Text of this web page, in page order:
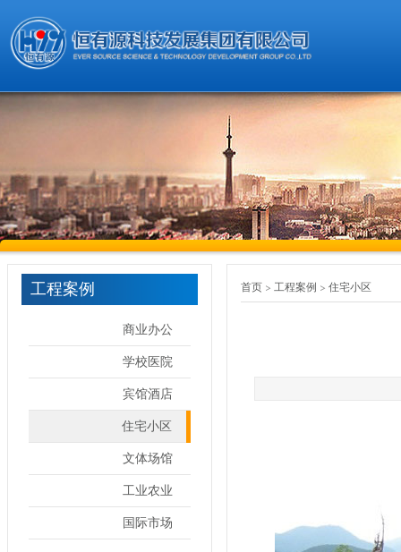
工程案例
商业办公
学校医院
宾馆酒店
住宅小区
文体场馆
工业农业
国际市场
首页 工程案例 住宅小区